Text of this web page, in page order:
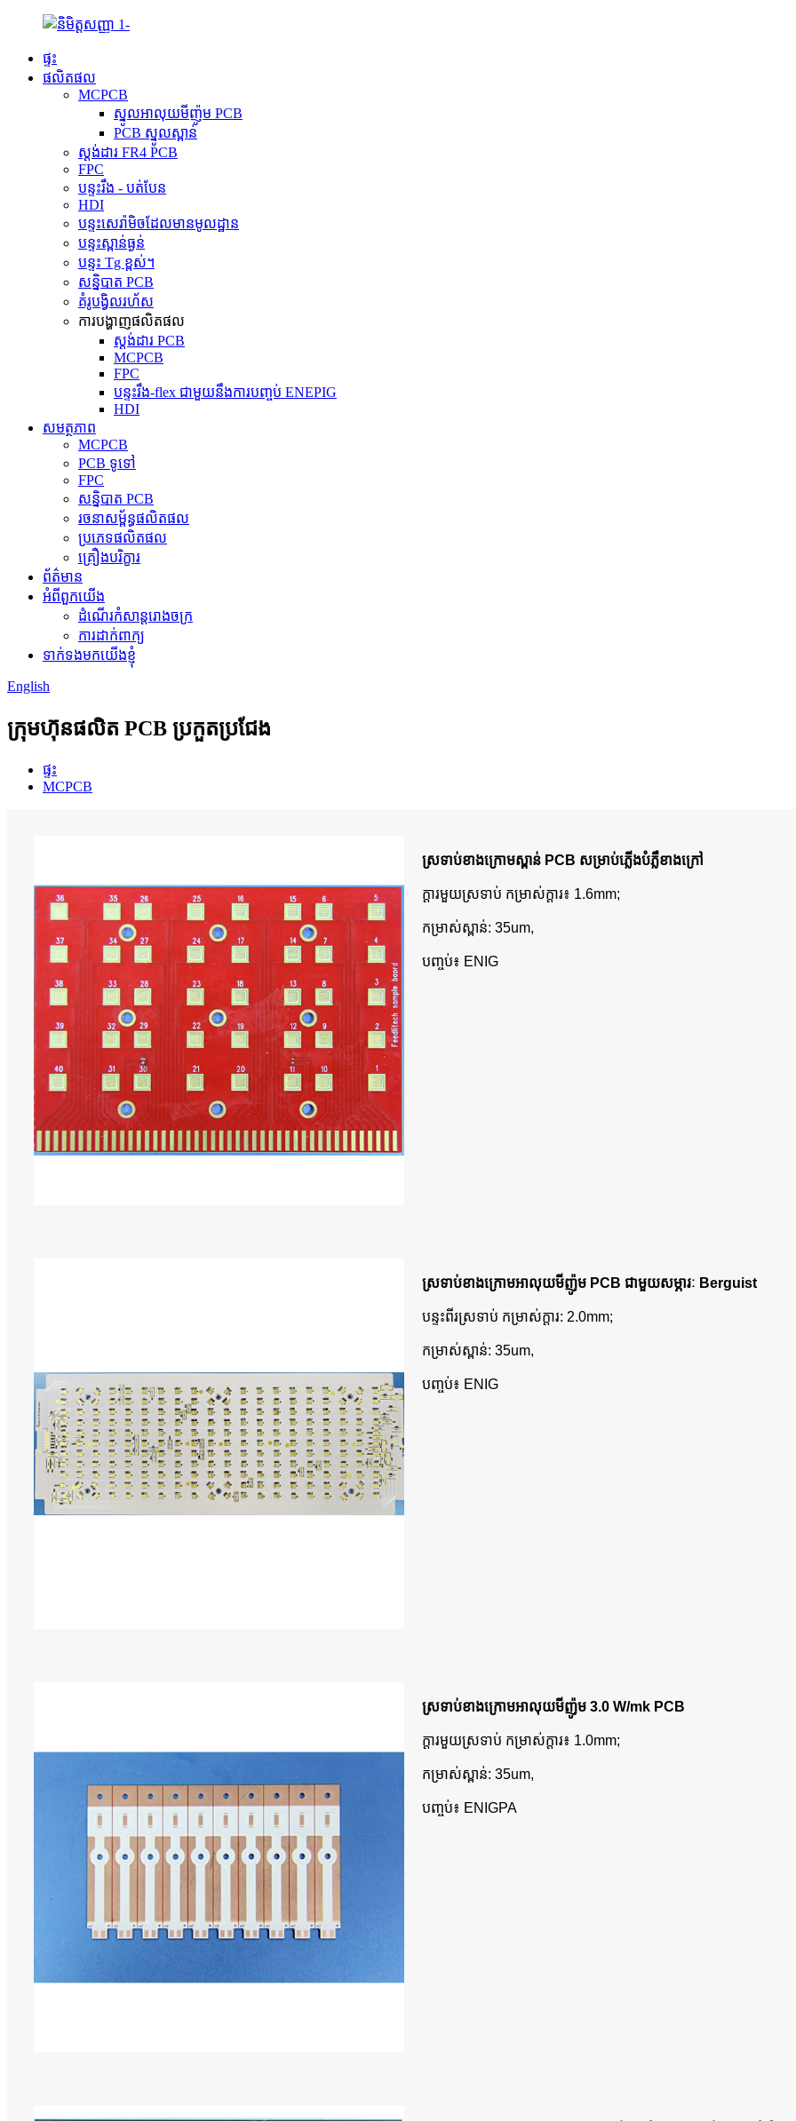
ផ្ទះ
ផលិតផល
MCPCB
ស្នូលអាលុយមីញ៉ូម PCB
PCB ស្នូលស្ពាន់
ស្តង់ដារ FR4 PCB
FPC
បន្ទះរឹង - បត់បែន
HDI
បន្ទះសេរ៉ាមិចដែលមានមូលដ្ឋាន
បន្ទះស្ពាន់ធ្ងន់
បន្ទះ Tg ខ្ពស់។
សន្និបាត PCB
គំរូបង្វិលរហ័ស
ការបង្ហាញផលិតផល
ស្តង់ដារ PCB
MCPCB
FPC
បន្ទះរឹង-flex ជាមួយនឹងការបញ្ចប់ ENEPIG
HDI
សមត្ថភាព
MCPCB
PCB ទូទៅ
FPC
សន្និបាត PCB
រចនាសម្ព័ន្ធផលិតផល
ប្រភេទផលិតផល
គ្រឿងបរិក្ខារ
ព័ត៌មាន
អំពីពួកយើង
ដំណើរកំសាន្តរោងចក្រ
ការដាក់ពាក្យ
ទាក់ទងមកយើងខ្ញុំ
English
ក្រុមហ៊ុនផលិត PCB ប្រកួតប្រជែង
ផ្ទះ
MCPCB
ស្រទាប់ខាងក្រោមស្ពាន់ PCB សម្រាប់ភ្លើងបំភ្លឺខាងក្រៅ
ក្តារមួយស្រទាប់ កម្រាស់ក្តារ៖ 1.6mm;
កម្រាស់ស្ពាន់: 35um,
បញ្ចប់៖ ENIG
ស្រទាប់ខាងក្រោមអាលុយមីញ៉ូម PCB ជាមួយសម្ភារៈ Berguist
បន្ទះពីរស្រទាប់ កម្រាស់ក្តារ: 2.0mm;
កម្រាស់ស្ពាន់: 35um,
បញ្ចប់៖ ENIG
ស្រទាប់ខាងក្រោមអាលុយមីញ៉ូម 3.0 W/mk PCB
ក្តារមួយស្រទាប់ កម្រាស់ក្តារ៖ 1.0mm;
កម្រាស់ស្ពាន់: 35um,
បញ្ចប់៖ ENIGPA